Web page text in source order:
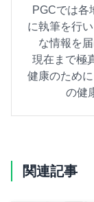
PGCでは各
に執筆を行
な情報を
現在まで極
健康のため
の健
関連記事